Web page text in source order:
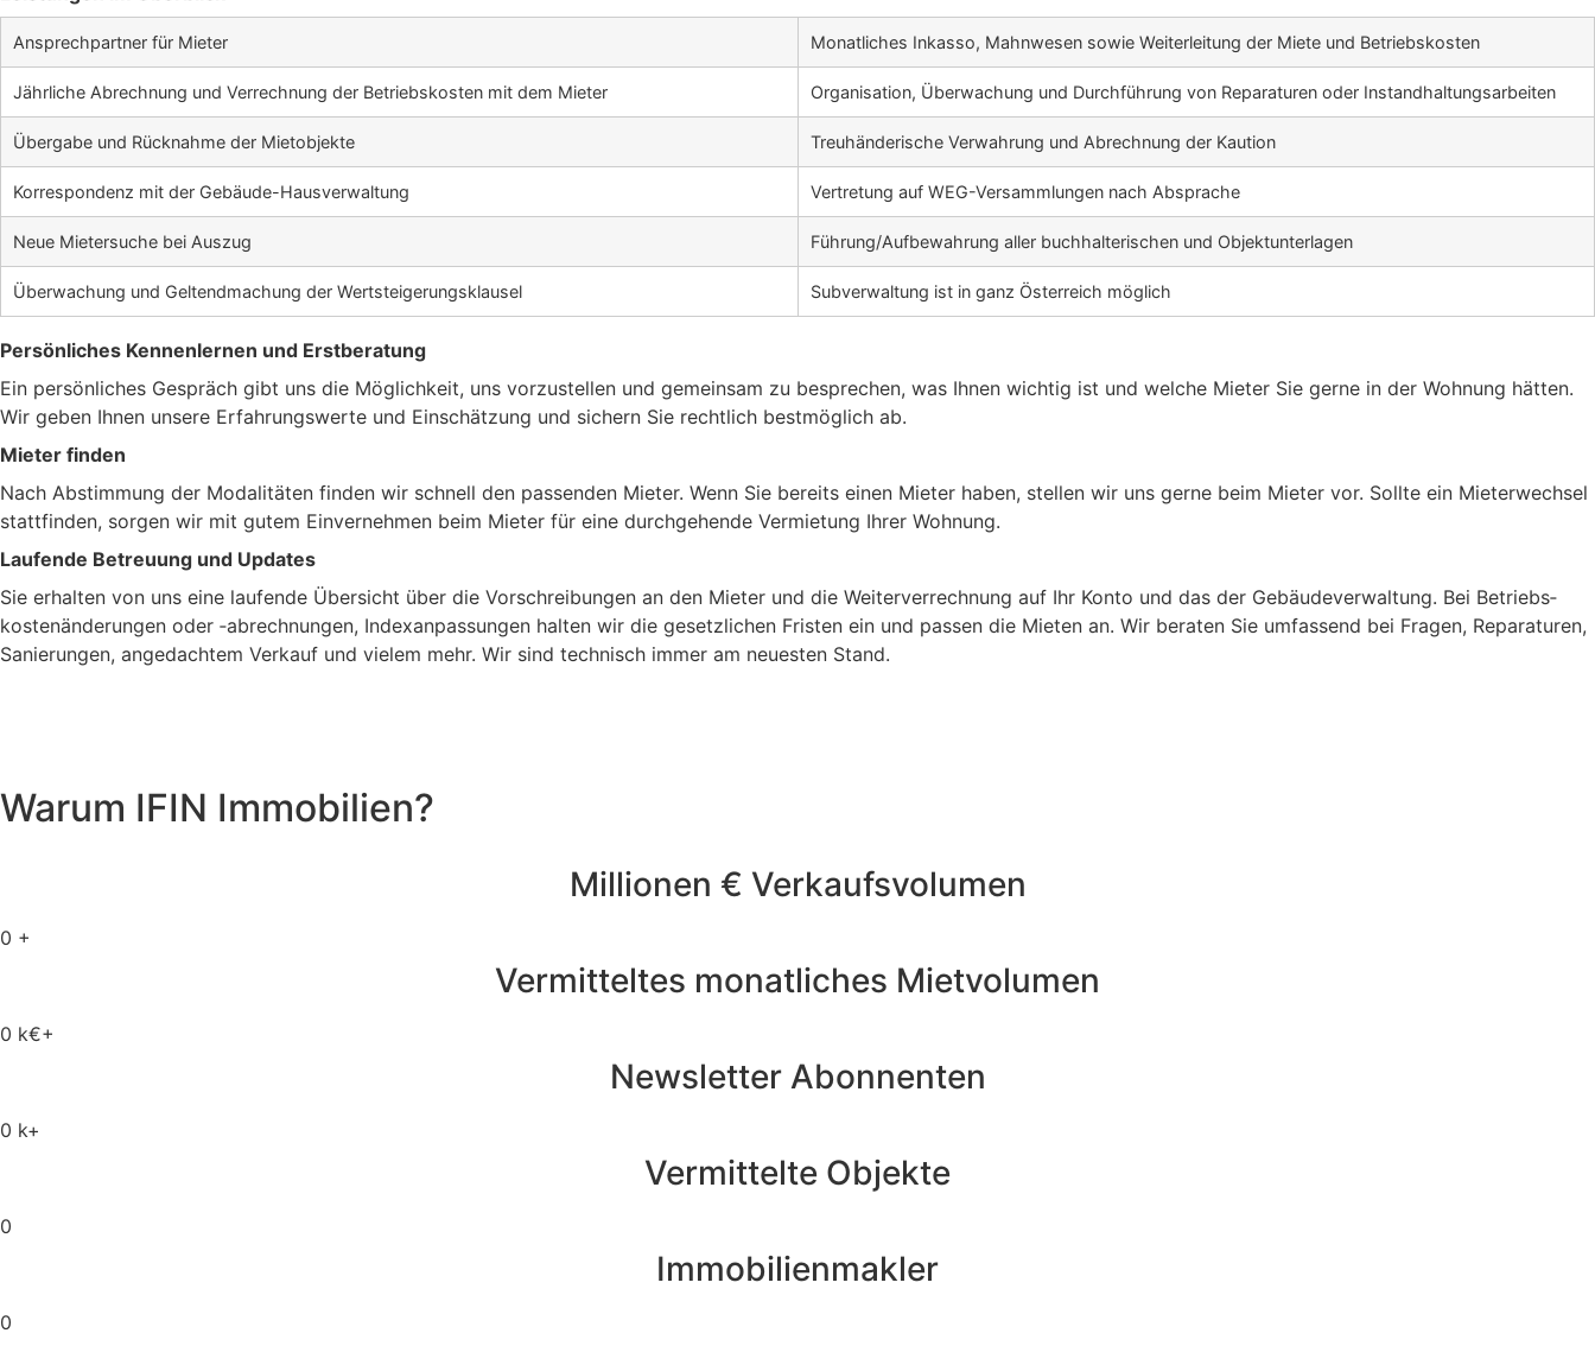
Ansprechpartner für Mieter Monatliches Inkasso, Mahnwesen sowie Weiterleitung der Miete und Betriebskosten
Jährliche Abrechnung und Verrechnung der Betriebskosten mit dem Mieter Organisation, Überwachung und Durchführung von Reparaturen oder Instandhaltungsarbeiten
Übergabe und Rücknahme der Mietobjekte Treuhänderische Verwahrung und Abrechnung der Kaution
Korrespondenz mit der Gebäude-Hausverwaltung Vertretung auf WEG-​Versammlungen nach Absprache
Neue Mietersuche bei Auszug Führung/​Aufbewahrung aller buchhalterischen und Objektunterlagen
Überwachung und Geltendmachung der Wertsteigerungsklausel Subverwaltung ist in ganz Österreich möglich
Persönliches Kennenlernen und Erstberatung
Ein persönliches Gespräch gibt uns die Möglichkeit, uns vorzustellen und gemeinsam zu besprechen, was Ihnen wichtig ist und welche Mieter Sie gerne in der Wohnung hätten.
Wir geben Ihnen unsere Erfahrungswerte und Einschätzung und sichern Sie rechtlich bestmöglich ab.
Mieter finden
Nach Abstimmung der Modalitäten finden wir schnell den passenden Mieter. Wenn Sie bereits einen Mieter haben, stellen wir uns gerne beim Mieter vor. Sollte ein Mieterwechsel
stattfinden, sorgen wir mit gutem Einvernehmen beim Mieter für eine durchgehende Vermietung Ihrer Wohnung.
Laufende Betreuung und Updates
Sie erhalten von uns eine laufende Übersicht über die Vorschreibungen an den Mieter und die Weiterverrechnung auf Ihr Konto und das der Gebäude­verwaltung. Bei Betriebs­
kosten­änderungen oder ‑abrechnungen, Index­anpassungen halten wir die gesetzlichen Fristen ein und passen die Mieten an. Wir beraten Sie umfassend bei Fragen, Reparaturen,
Sanierungen, angedachtem Verkauf und vielem mehr. Wir sind technisch immer am neuesten Stand.
Warum IFIN Immobilien?
Millionen € Verkaufsvolumen
0 +
Vermitteltes monatliches Mietvolumen
0 k€+
Newsletter Abonnenten
0 k+
Vermittelte Objekte
0
Immobilienmakler
0